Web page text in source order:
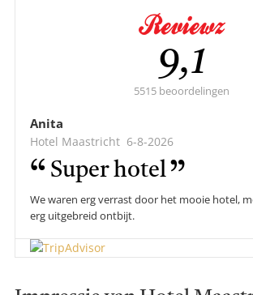
score:
9,1
5515 beoordelingen
Anita
Hotel Maastricht 6-8-2026
Super hotel
We waren erg verrast door het mooie hotel,
erg uitgebreid ontbijt.